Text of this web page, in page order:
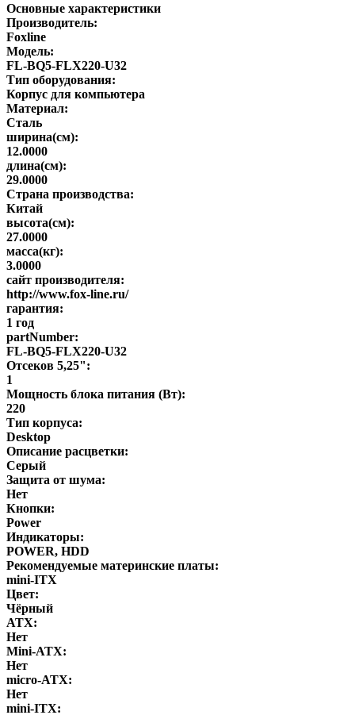
Основные характеристики
Производитель:
Foxline
Модель:
FL-BQ5-FLX220-U32
Тип оборудования:
Корпус для компьютера
Материал:
Сталь
ширина(см):
12.0000
длина(см):
29.0000
Страна производства:
Китай
высота(см):
27.0000
масса(кг):
3.0000
сайт производителя:
http://www.fox-line.ru/
гарантия:
1 год
partNumber:
FL-BQ5-FLX220-U32
Отсеков 5,25":
1
Мощность блока питания (Вт):
220
Тип корпуса:
Desktop
Описание расцветки:
Серый
Защита от шума:
Нет
Кнопки:
Power
Индикаторы:
POWER, HDD
Рекомендуемые материнские платы:
mini-ITX
Цвет:
Чёрный
ATX:
Нет
Mini-ATX:
Нет
micro-ATX:
Нет
mini-ITX: